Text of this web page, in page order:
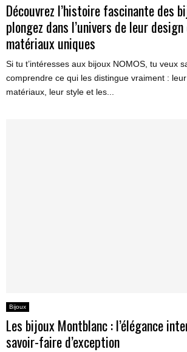
Découvrez l’histoire fascinante des
plongez dans l’univers de leur
matériaux uniques
Si tu t’intéresses aux bijoux NOMOS, tu veux
comprendre ce qui les distingue vraiment :
matériaux, leur style et les...
Bijoux
Les bijoux Montblanc : l’élégance
savoir-faire d’exception